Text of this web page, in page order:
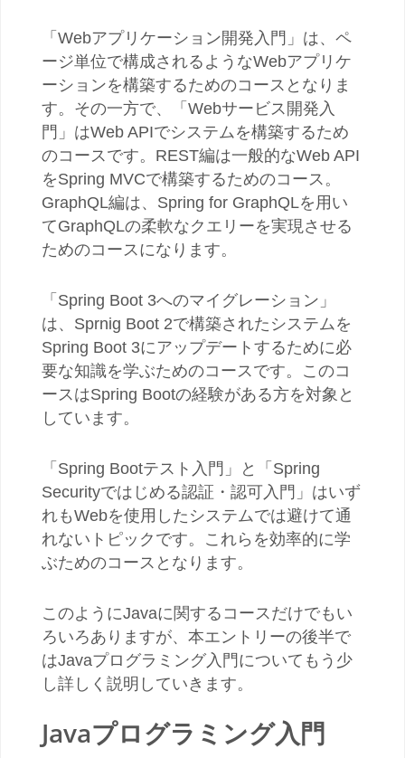
「Webアプリケーション開発入門」は、ペ
ージ単位で構成されるようなWebアプリケ
ーションを構築するためのコースとなりま
す。その一方で、「Webサービス開発入
門」はWeb APIでシステムを構築するため
のコースです。REST編は一般的なWeb API
をSpring MVCで構築するためのコース。
GraphQL編は、Spring for GraphQLを用い
てGraphQLの柔軟なクエリーを実現させる
ためのコースになります。
「Spring Boot 3へのマイグレーション」
は、Sprnig Boot 2で構築されたシステムを
Spring Boot 3にアップデートするために必
要な知識を学ぶためのコースです。このコ
ースはSpring Bootの経験がある方を対象と
しています。
「Spring Bootテスト入門」と「Spring
Securityではじめる認証・認可入門」はいず
れもWebを使用したシステムでは避けて通
れないトピックです。これらを効率的に学
ぶためのコースとなります。
このようにJavaに関するコースだけでもい
ろいろありますが、本エントリーの後半で
はJavaプログラミング入門についてもう少
し詳しく説明していきます。
Javaプログラミング入門